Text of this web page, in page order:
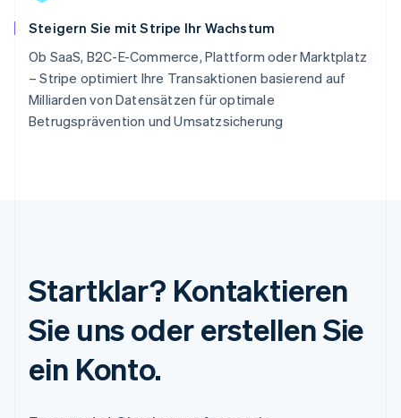
Steigern Sie mit Stripe Ihr Wachstum
Ob SaaS, B2C-E-Commerce, Plattform oder Marktplatz
– Stripe optimiert Ihre Transaktionen basierend auf
Milliarden von Datensätzen für optimale
Betrugsprävention und Umsatzsicherung
Startklar? Kontaktieren
Sie uns oder erstellen Sie
ein Konto.